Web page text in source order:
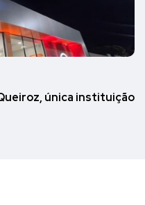
única instituição